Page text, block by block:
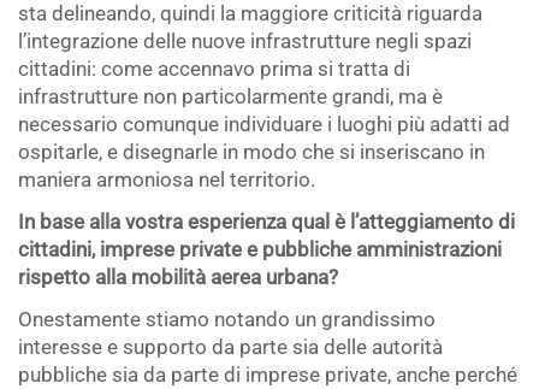
sta delineando, quindi la maggiore criticità riguarda
l’integrazione delle nuove infrastrutture negli spazi
cittadini: come accennavo prima si tratta di
infrastrutture non particolarmente grandi, ma è
necessario comunque individuare i luoghi più adatti ad
ospitarle, e disegnarle in modo che si inseriscano in
maniera armoniosa nel territorio.
In base alla vostra esperienza qual è l’atteggiamento di
cittadini, imprese private e pubbliche amministrazioni
rispetto alla mobilità aerea urbana?
Onestamente stiamo notando un grandissimo
interesse e supporto da parte sia delle autorità
pubbliche sia da parte di imprese private, anche perché